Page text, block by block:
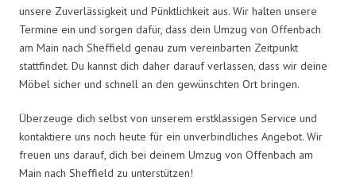
unsere Zuverlässigkeit und Pünktlichkeit aus. Wir halten unsere
Termine ein und sorgen dafür, dass dein Umzug von Offenbach
am Main nach Sheffield genau zum vereinbarten Zeitpunkt
stattfindet. Du kannst dich daher darauf verlassen, dass wir deine
Möbel sicher und schnell an den gewünschten Ort bringen.
Überzeuge dich selbst von unserem erstklassigen Service und
kontaktiere uns noch heute für ein unverbindliches Angebot. Wir
freuen uns darauf, dich bei deinem Umzug von Offenbach am
Main nach Sheffield zu unterstützen!